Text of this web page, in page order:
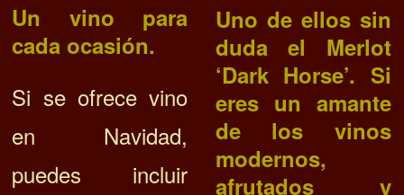
Un vino para
cada ocasión.
Si se ofrece vino
en Navidad,
puedes incluir
Uno de ellos sin
duda el Merlot
‘Dark Horse’. Si
eres un amante
de los vinos
modernos,
afrutados y